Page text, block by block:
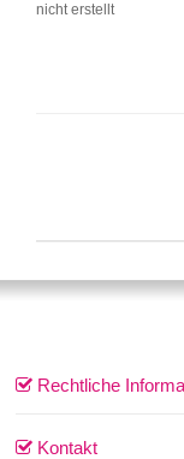
nicht erstellt
Rechtliche
Kontakt